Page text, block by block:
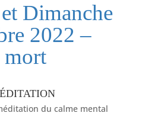
Dimanche
2022 –
mort
du calme mental